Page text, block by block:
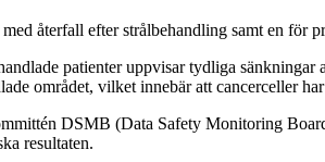
återfall efter strålbehandling samt en för
patienter uppvisar tydliga
området, vilket innebär att cancerceller
DSMB (Data Safety Monitoring
resultaten.